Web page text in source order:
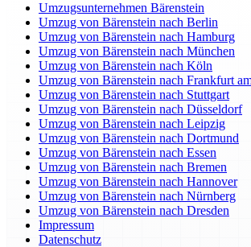
Umzugsunternehmen Bärenstein
Umzug von Bärenstein nach Berlin
Umzug von Bärenstein nach Hamburg
Umzug von Bärenstein nach München
Umzug von Bärenstein nach Köln
Umzug von Bärenstein nach Frankfurt
Umzug von Bärenstein nach Stuttgart
Umzug von Bärenstein nach Düsseldorf
Umzug von Bärenstein nach Leipzig
Umzug von Bärenstein nach Dortmund
Umzug von Bärenstein nach Essen
Umzug von Bärenstein nach Bremen
Umzug von Bärenstein nach Hannover
Umzug von Bärenstein nach Nürnberg
Umzug von Bärenstein nach Dresden
Impressum
Datenschutz